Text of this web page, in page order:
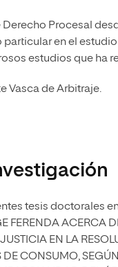
Derecho Procesal
en el
estudios que ha
Vasca de Arbitraje.
tesis doctorales
FERENDA ACERCA
EN LA
DE CONSUMO,